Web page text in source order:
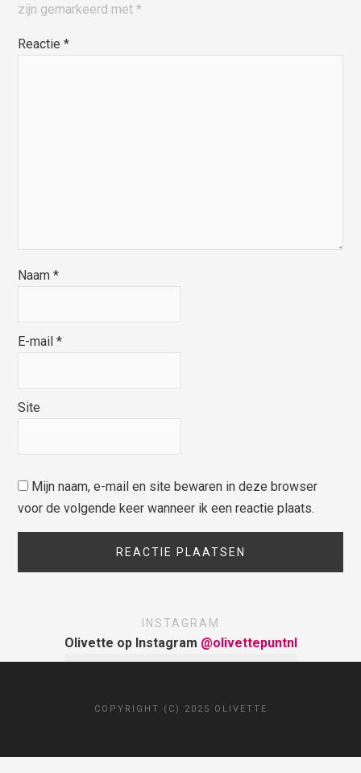
zijn gemarkeerd met*
Reactie*
Naam*
E-mail*
Site
Mijn naam, e-mail en site bewaren in deze browser
voor de volgende keer wanneer ik een reactie plaats.
INSTAGRAM
Olivette op Instagram @olivettepuntnl
COPYRIGHT (C) 2025 OLIVETTE